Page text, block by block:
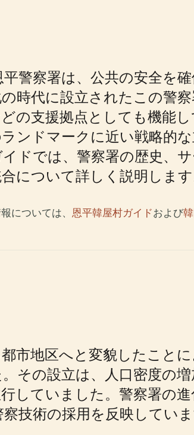
警察署は、公共の安全を
時代に設立されたこの警
の支援拠点としても機能
ンドマークに近い戦略的
ドでは、警察署の歴史、
について詳しく説明します
については、 恩平韓屋村ガイドおよび
市地区へと変貌したこと
その設立は、人口密度の
していました。警察署の
技術の採用を反映していま